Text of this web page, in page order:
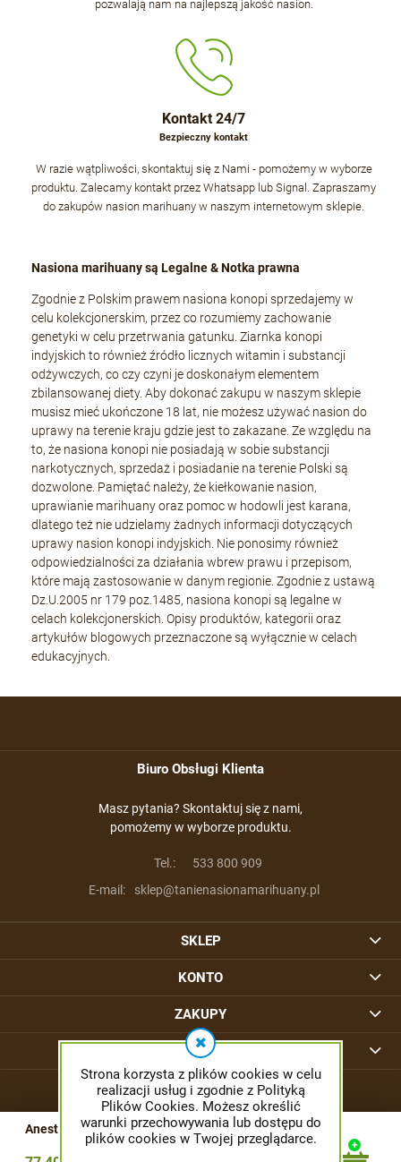
Strona korzysta z plików cookies w celu
realizacji usług i zgodnie z Polityką
Plików Cookies. Możesz określić
warunki przechowywania lub dostępu do
plików cookies w Twojej przeglądarce.
Anesthesia CBD - PYRAMID SEEDS
pozwalają nam na najlepszą jakość nasion.
Kontakt 24/7
Bezpieczny kontakt
W razie wątpliwości, skontaktuj się z Nami - pomożemy w wyborze
produktu. Zalecamy kontakt przez Whatsapp lub Signal. Zapraszamy
do zakupów nasion marihuany w naszym internetowym sklepie.
Nasiona marihuany są Legalne & Notka prawna
Zgodnie z Polskim prawem nasiona konopi sprzedajemy w
celu kolekcjonerskim, przez co rozumiemy zachowanie
genetyki w celu przetrwania gatunku. Ziarnka konopi
indyjskich to również źródło licznych witamin i substancji
odżywczych, co czy czyni je doskonałym elementem
zbilansowanej diety. Aby dokonać zakupu w naszym sklepie
musisz mieć ukończone 18 lat, nie możesz używać nasion do
uprawy na terenie kraju gdzie jest to zakazane. Ze względu na
to, że nasiona konopi nie posiadają w sobie substancji
narkotycznych, sprzedaż i posiadanie na terenie Polski są
dozwolone. Pamiętać należy, że kiełkowanie nasion,
uprawianie marihuany oraz pomoc w hodowli jest karana,
dlatego też nie udzielamy żadnych informacji dotyczących
uprawy nasion konopi indyjskich. Nie ponosimy również
odpowiedzialności za działania wbrew prawu i przepisom,
które mają zastosowanie w danym regionie. Zgodnie z ustawą
Dz.U.2005 nr 179 poz.1485, nasiona konopi są legalne w
celach kolekcjonerskich. Opisy produktów, kategorii oraz
artykułów blogowych przeznaczone są wyłącznie w celach
edukacyjnych.
Biuro Obsługi Klienta
Masz pytania? Skontaktuj się z nami,
pomożemy w wyborze produktu.
Tel.:
533 800 909
E-mail:
sklep@tanienasionamarihuany.pl
SKLEP
KONTO
ZAKUPY
INFORMACJE
© 2026 tanienasionamarihuany.pl. Wszelkie prawa zastrzeżone.